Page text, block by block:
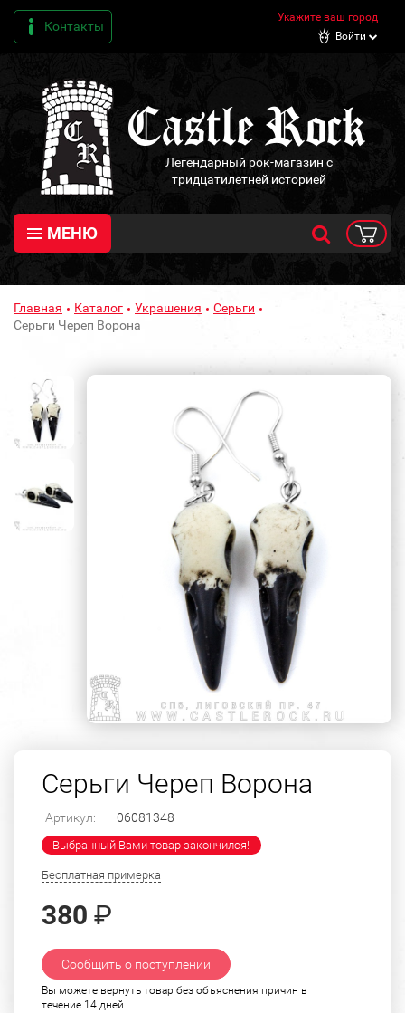
Контакты
Укажите ваш город
Войти
Легендарный рок-магазин с
тридцатилетней историей
МЕНЮ
Главная Каталог Украшения
Серьги
Серьги Череп Ворона
Серьги Череп Ворона
Артикул: 06081348
Выбранный Вами товар закончился!
Бесплатная примерка
380 ₽
Сообщить о поступлении
Вы можете вернуть товар без объяснения причин в
течение 14 дней